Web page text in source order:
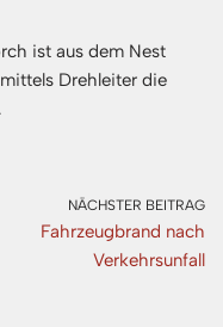
ist aus dem Nest
Drehleiter die
NÄCHSTER BEITRAG
Fahrzeugbrand nach
Verkehrsunfall